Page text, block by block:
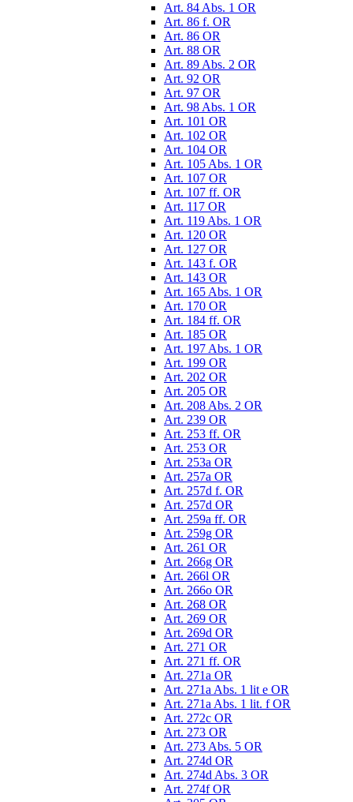
Art. 84 Abs. 1 OR
Art. 86 f. OR
Art. 86 OR
Art. 88 OR
Art. 89 Abs. 2 OR
Art. 92 OR
Art. 97 OR
Art. 98 Abs. 1 OR
Art. 101 OR
Art. 102 OR
Art. 104 OR
Art. 105 Abs. 1 OR
Art. 107 OR
Art. 107 ff. OR
Art. 117 OR
Art. 119 Abs. 1 OR
Art. 120 OR
Art. 127 OR
Art. 143 f. OR
Art. 143 OR
Art. 165 Abs. 1 OR
Art. 170 OR
Art. 184 ff. OR
Art. 185 OR
Art. 197 Abs. 1 OR
Art. 199 OR
Art. 202 OR
Art. 205 OR
Art. 208 Abs. 2 OR
Art. 239 OR
Art. 253 ff. OR
Art. 253 OR
Art. 253a OR
Art. 257a OR
Art. 257d f. OR
Art. 257d OR
Art. 259a ff. OR
Art. 259g OR
Art. 261 OR
Art. 266g OR
Art. 266l OR
Art. 266o OR
Art. 268 OR
Art. 269 OR
Art. 269d OR
Art. 271 OR
Art. 271 ff. OR
Art. 271a OR
Art. 271a Abs. 1 lit e OR
Art. 271a Abs. 1 lit. f OR
Art. 272c OR
Art. 273 OR
Art. 273 Abs. 5 OR
Art. 274d OR
Art. 274d Abs. 3 OR
Art. 274f OR